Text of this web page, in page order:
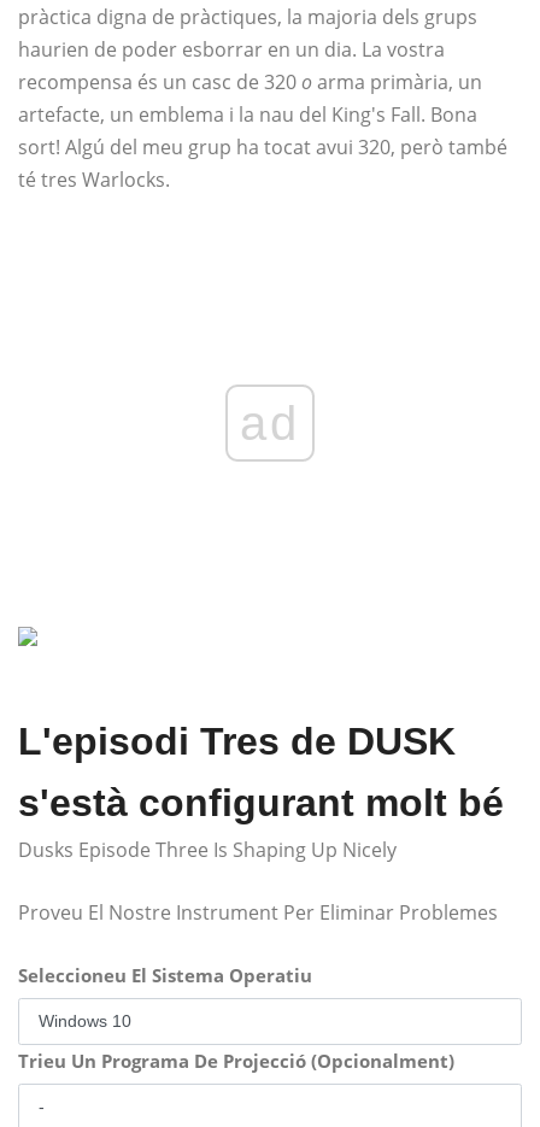
pràctica digna de pràctiques, la majoria dels grups
haurien de poder esborrar en un dia. La vostra
recompensa és un casc de 320oarma primària, un
artefacte, un emblema i la nau del King's Fall. Bona
sort! Algú del meu grup ha tocat avui 320, però també
té tres Warlocks.
ad
L'episodi Tres de DUSK
s'està configurant molt bé
Dusks Episode Three Is Shaping Up Nicely
Proveu El Nostre Instrument Per Eliminar Problemes
Seleccioneu El Sistema Operatiu
Trieu Un Programa De Projecció (Opcionalment)